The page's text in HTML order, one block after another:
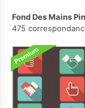
Fond Des Mains
475